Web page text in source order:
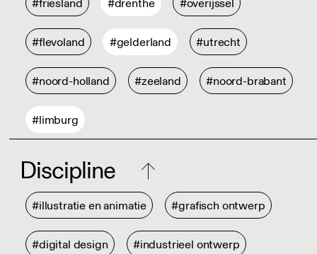
#friesland #drenthe #overijssel
#flevoland #gelderland #utrecht
#noord-holland #zeeland #noord-brabant
#limburg
Discipline
#illustratie en animatie #grafisch ontwerp
#digital design #industrieel ontwerp